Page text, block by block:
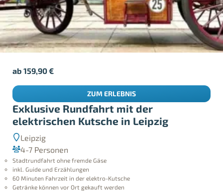
Exklusive Rundfahrt mit der
elektrischen Kutsche in Leipzig
Leipzig
4-7 Personen
Stadtrundfahrt ohne fremde Gäse
inkl. Guide und Erzählungen
60 Minuten Fahrzeit in der elektro-Kutsche
Getränke können vor Ort gekauft werden
ab159,90€
ZUM ERLEBNIS